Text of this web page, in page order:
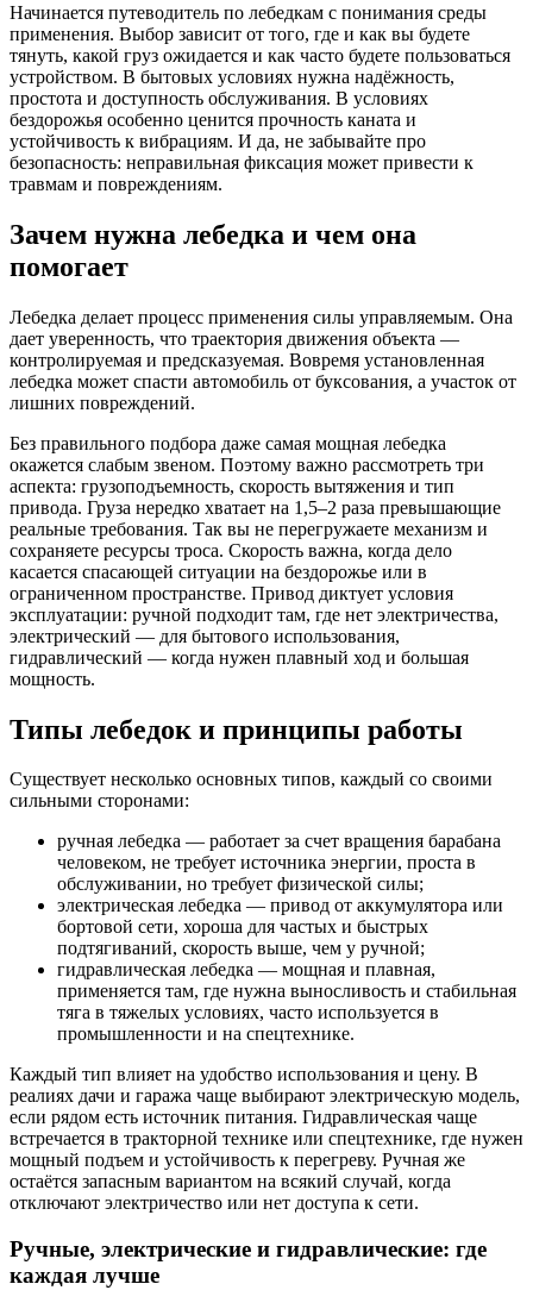
Начинается путеводитель по лебедкам с понимания среды
применения. Выбор зависит от того, где и как вы будете
тянуть, какой груз ожидается и как часто будете пользоваться
устройством. В бытовых условиях нужна надёжность,
простота и доступность обслуживания. В условиях
бездорожья особенно ценится прочность каната и
устойчивость к вибрациям. И да, не забывайте про
безопасность: неправильная фиксация может привести к
травмам и повреждениям.
Зачем нужна лебедка и чем она
помогает
Лебедка делает процесс применения силы управляемым. Она
дает уверенность, что траектория движения объекта —
контролируемая и предсказуемая. Вовремя установленная
лебедка может спасти автомобиль от буксования, а участок от
лишних повреждений.
Без правильного подбора даже самая мощная лебедка
окажется слабым звеном. Поэтому важно рассмотреть три
аспекта: грузоподъемность, скорость вытяжения и тип
привода. Груза нередко хватает на 1,5–2 раза превышающие
реальные требования. Так вы не перегружаете механизм и
сохраняете ресурсы троса. Скорость важна, когда дело
касается спасающей ситуации на бездорожье или в
ограниченном пространстве. Привод диктует условия
эксплуатации: ручной подходит там, где нет электричества,
электрический — для бытового использования,
гидравлический — когда нужен плавный ход и большая
мощность.
Типы лебедок и принципы работы
Существует несколько основных типов, каждый со своими
сильными сторонами:
ручная лебедка — работает за счет вращения барабана
человеком, не требует источника энергии, проста в
обслуживании, но требует физической силы;
электрическая лебедка — привод от аккумулятора или
бортовой сети, хороша для частых и быстрых
подтягиваний, скорость выше, чем у ручной;
гидравлическая лебедка — мощная и плавная,
применяется там, где нужна выносливость и стабильная
тяга в тяжелых условиях, часто используется в
промышленности и на спецтехнике.
Каждый тип влияет на удобство использования и цену. В
реалиях дачи и гаража чаще выбирают электрическую модель,
если рядом есть источник питания. Гидравлическая чаще
встречается в тракторной технике или спецтехнике, где нужен
мощный подъем и устойчивость к перегреву. Ручная же
остаётся запасным вариантом на всякий случай, когда
отключают электричество или нет доступа к сети.
Ручные, электрические и гидравлические: где
каждая лучше